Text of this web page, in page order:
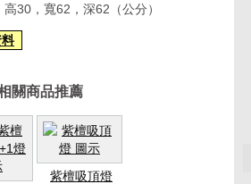
高30，寬62，深62（公分）
關商品推薦
紫檀吸頂燈